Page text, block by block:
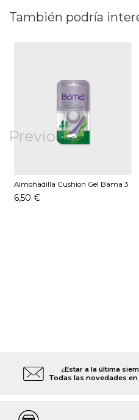
También podría
Previous
Almohadilla Cushion Gel Bama 3
MM
6,50 €
¿Estar a la última
Todas las novedades en